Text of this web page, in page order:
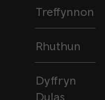
Treffynnon
Rhuthun
Dyffryn
Dulas